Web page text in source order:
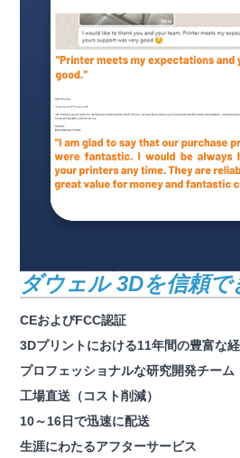
ダウェル 3Dを信頼で
CEおよびFCC認証
3Dプリントにおける11年間の豊富な
プロフェッショナルな研究開発チーム
工場直送（コスト削減）
10～16日で迅速に配送
生涯にわたるアフターサービス